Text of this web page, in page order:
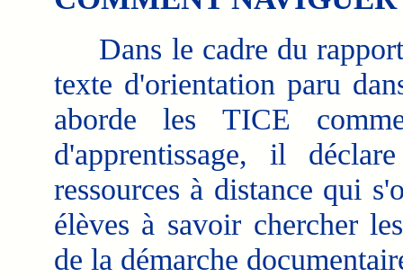
Dans le cadre du
texte d'orientation paru
aborde les TICE
d'apprentissage, il
ressources à distance qui
élèves à savoir chercher
de la démarche